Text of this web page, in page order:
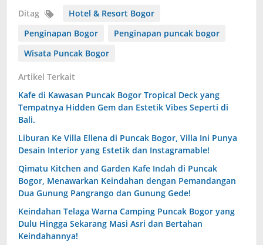
Ditag
Hotel & Resort Bogor
Penginapan Bogor
Penginapan puncak bogor
Wisata Puncak Bogor
Artikel Terkait
Kafe di Kawasan Puncak Bogor Tropical Deck yang
Tempatnya Hidden Gem dan Estetik Vibes Seperti di
Bali.
Liburan Ke Villa Ellena di Puncak Bogor, Villa Ini Punya
Desain Interior yang Estetik dan Instagramable!
Qimatu Kitchen and Garden Kafe Indah di Puncak
Bogor, Menawarkan Keindahan dengan Pemandangan
Dua Gunung Pangrango dan Gunung Gede!
Keindahan Telaga Warna Camping Puncak Bogor yang
Dulu Hingga Sekarang Masi Asri dan Bertahan
Keindahannya!